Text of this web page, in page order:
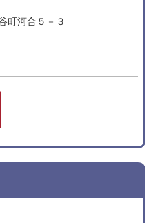
町河合５－３